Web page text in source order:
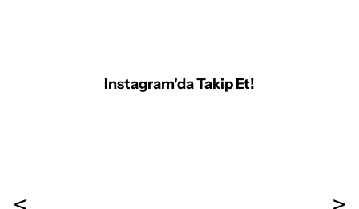
Instagram'da Takip Et!